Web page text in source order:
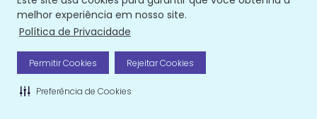
melhor experiência em nosso site.
Política de Privacidade
Permitir Cookies Rejeitar Cookies
Preferência de Cookies